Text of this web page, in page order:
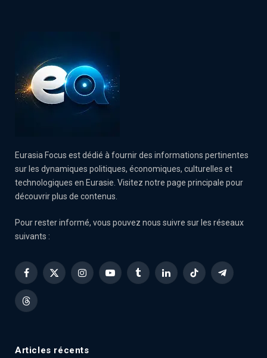
Eurasia Focus est dédié à fournir des informations pertinentes
sur les dynamiques politiques, économiques, culturelles et
technologiques en Eurasie. Visitez notre page principale pour
découvrir plus de contenus.
Pour rester informé, vous pouvez nous suivre sur les réseaux
suivants :
Facebook
X
InstagramYouTubeTumblrLinkedInTikTok Telegram
Threads
Articles récents